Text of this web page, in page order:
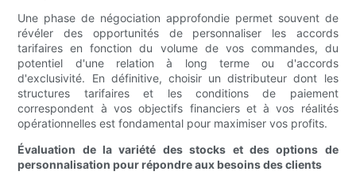
Une phase de négociation approfondie permet souvent de
révéler des opportunités de personnaliser les accords
tarifaires en fonction du volume de vos commandes, du
potentiel d'une relation à long terme ou d'accords
d'exclusivité. En définitive, choisir un distributeur dont les
structures tarifaires et les conditions de paiement
correspondent à vos objectifs financiers et à vos réalités
opérationnelles est fondamental pour maximiser vos profits.
Évaluation de la variété des stocks et des options de
personnalisation pour répondre aux besoins des clients